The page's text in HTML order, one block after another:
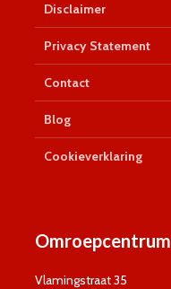
Disclaimer
Privacy Statement
Contact
Blog
Cookieverklaring
Omroepcentrum
Vlamingstraat 35